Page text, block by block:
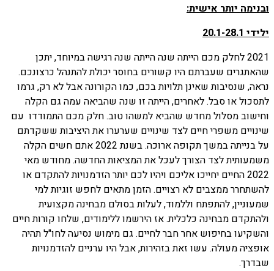
ובנימה יותר אישית:
ילידי 20.1-28.1
2021 לחלק מכם הייתה שנה הייתה שנה רגישה במיוחד, יתכן
שהאתגרים שעברתם היו קשורים בחוסר יכולת להתנהל כרצונכם.
נראה, שנסיבות שאינן תלויות בכם, כמו הקורונה אבל לא רק, גרמו
לתסכול או סבל. לאחרים, הייתה זו שנה שהביאה עמה גם הקלה
וחישוב מסלול מחדש שהביא למשהו טוב. חלק מכם התמודדו עם
שינויים משפרי חיים לצד שינויים שערערו את היציבות ששקדתם
על בנייתה במשך תקופה ארוכה. בשנת 2022 אתם חשים הקלה
משמעותית לצד הצורך לעכל את המציאות החדשה. מחודש מאי
2022 החיים יחייכו אליכם ויהיו לכם יותר הזדמנויות להתקדם או
להשתחרר ממצבים לא רצויים. הזמן מתאים לחפש זוגיות למי
שמעוניין, להתפתח וללמוד, לעלות בסולם מבחינה מקצועית
ולהתקדם מבחינה כלכלית. אז הירשמו ללימודים, שלחו קורות חיים
והשקיעו בחיפוש אחר חבר לחיים. גם מימוש נסיעה לחו"ל תהיה
אופציה מעולה. עשו זאת בזהירות, אבל היו ערניים להזדמנויות
שבדרך.